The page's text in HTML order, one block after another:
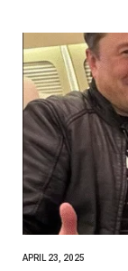
APRIL 23, 2025